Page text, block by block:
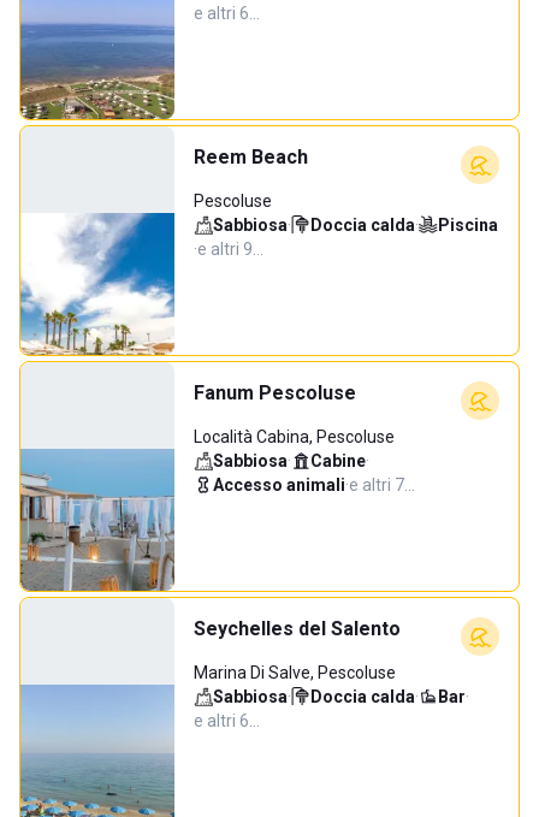
e altri 6…
Reem Beach
Pescoluse
Sabbiosa· Doccia calda·
Piscina
·e altri 9…
Fanum Pescoluse
Località Cabina, Pescoluse
Sabbiosa· Cabine·
Accesso animali·e altri 7…
Seychelles del Salento
Marina Di Salve, Pescoluse
Sabbiosa· Doccia calda· Bar·
e altri 6…